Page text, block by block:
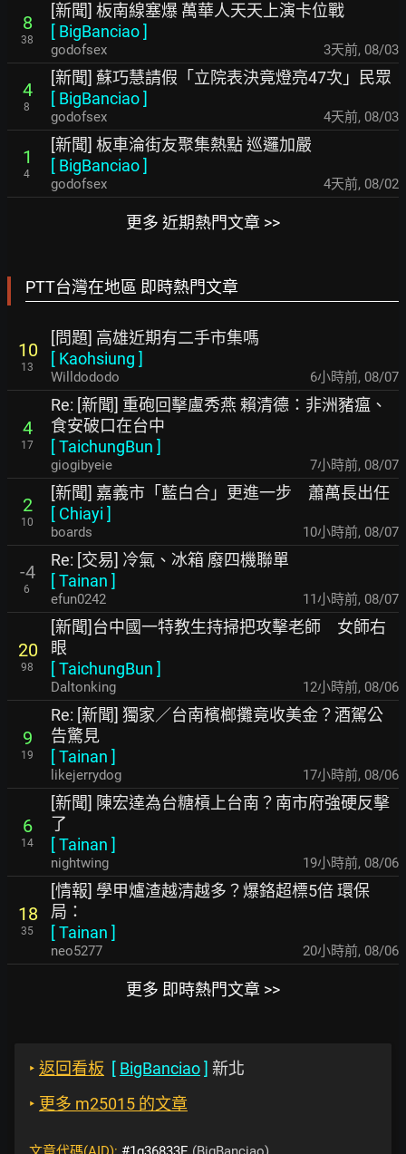
8
38
[新聞] 板南線塞爆 萬華人天天上演卡位戰
[ BigBanciao]
godofsex 3天前, 08/03
4
8
[新聞] 蘇巧慧請假「立院表決竟燈亮47次」民眾
[ BigBanciao]
godofsex 4天前, 08/03
1
4
[新聞] 板車淪街友聚集熱點 巡邏加嚴
[ BigBanciao]
godofsex 4天前, 08/02
更多 近期熱門文章 >>
PTT台灣在地區 即時熱門文章
10
13
[問題] 高雄近期有二手市集嗎
[ Kaohsiung ]
Willdododo 6小時前, 08/07
4
17
Re: [新聞] 重砲回擊盧秀燕 賴清德：非洲豬瘟、
食安破口在台中
[TaichungBun ]
giogibyeie 7小時前, 08/07
2
10
[新聞] 嘉義市「藍白合」更進一步 蕭萬長出任
[ Chiayi ]
boards 10小時前, 08/07
-4
6
Re: [交易] 冷氣、冰箱 廢四機聯單
[Tainan ]
efun0242 11小時前, 08/07
20
98
[新聞]台中國一特教生持掃把攻擊老師 女師右
眼
[TaichungBun ]
Daltonking 12小時前, 08/06
9
19
Re: [新聞] 獨家／台南檳榔攤竟收美金？酒駕公
告驚見
[Tainan ]
likejerrydog 17小時前, 08/06
6
14
[新聞] 陳宏達為台糖槓上台南？南市府強硬反擊
了
[Tainan ]
nightwing 19小時前, 08/06
18
35
[情報] 學甲爐渣越清越多？爆鉻超標5倍 環保
局：
[Tainan ]
neo5277 20小時前, 08/06
更多 即時熱門文章 >>
‣ 返回看板 [ BigBanciao] 新北
‣ 更多 m25015 的文章